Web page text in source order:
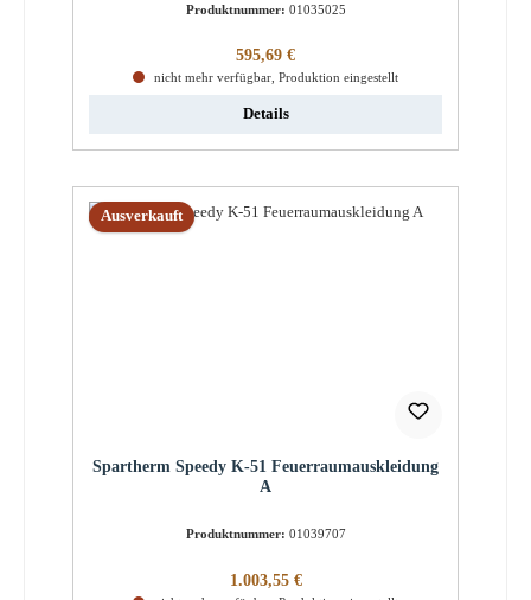
Produktnummer: 01035025
Regulärer Preis:
595,69 €
nicht mehr verfügbar, Produktion eingestellt
Details
Ausverkauft
Spartherm Speedy K-51 Feuerraumauskleidung
A
Produktnummer: 01039707
Regulärer Preis:
1.003,55 €